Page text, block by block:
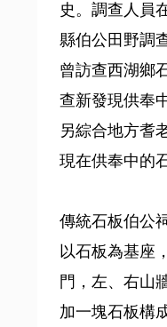
史。調查人員
縣伯公田野調
曾訪查西湖鄉
查新發現供奉
另綜合地方耆
現在供奉中的
傳統石板伯公
以石板為基座
門，左、右山
加一塊石板構